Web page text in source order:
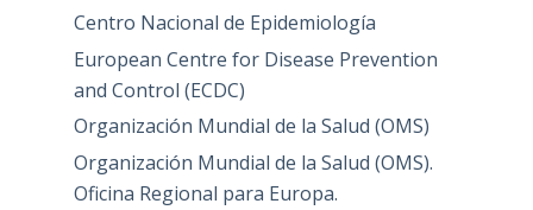
Centro Nacional de Epidemiología
European Centre for Disease Prevention
and Control (ECDC)
Organización Mundial de la Salud (OMS)
Organización Mundial de la Salud (OMS).
Oficina Regional para Europa.